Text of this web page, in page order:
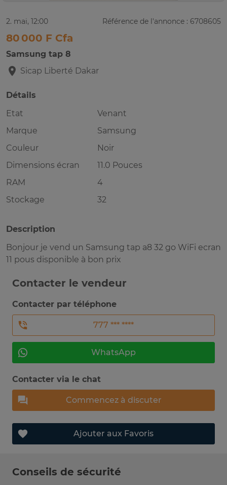
2. mai, 12:00 Référence de l'annonce : 6708605
80 000 F Cfa
Samsung tap 8
Sicap Liberté Dakar
Détails
Etat
Venant
Marque
Samsung
Couleur
Noir
Dimensions écran
11.0 Pouces
RAM
4
Stockage
32
Description
Bonjour je vend un Samsung tap a8 32 go WiFi ecran
11 pous disponible à bon prix
Contacter le vendeur
Contacter par téléphone
777 *** ****
WhatsApp
Contacter via le chat
Commencez à discuter
Ajouter aux Favoris
Conseils de sécurité